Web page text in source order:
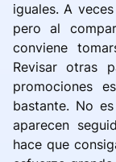
iguales. A
pero al
conviene
Revisar otras
promociones
bastante. No
aparecen
hace que